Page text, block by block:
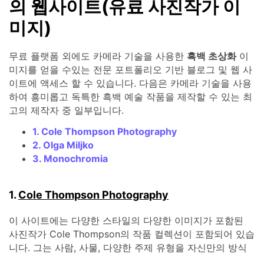
의 웹사이트(유료 사진작가 이
미지)
무료 플랫폼 외에도 카메라 기술을 사용한 흑백 초상화이
미지를 얻을 수있는 전문 포트폴리오 기반 블로그 및 웹 사
이트에 액세스 할 수 있습니다. 다음은 카메라 기술을 사용
하여 흥미롭고 독특한 흑백 예술 작품을 제작할 수 있는 최
고의 제작자 중 일부입니다.
1. Cole Thompson Photography
2. Olga Miljko
3. Monochromia
1. Cole Thompson Photography
이 사이트에는 다양한 스타일의 다양한 이미지가 포함된
사진작가 Cole Thompson의 작품 컬렉션이 포함되어 있습
니다. 그는 사람, 사물, 다양한 주제 유형을 자신만의 방식